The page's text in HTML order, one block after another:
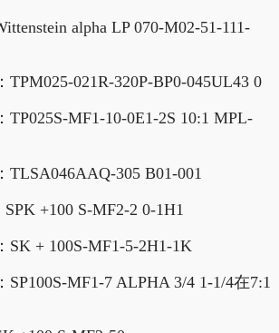
alpha LP 070-M02-51-111-
021R-320P-BP0-045UL43 0
MF1-10-0E1-2S 10:1 MPL-
TLSA046AAQ-305 B01-001
+100 S-MF2-2 0-1H1
SK + 100S-MF1-5-2H1-1K
MF1-7 ALPHA 3/4 1-1/4在7:1